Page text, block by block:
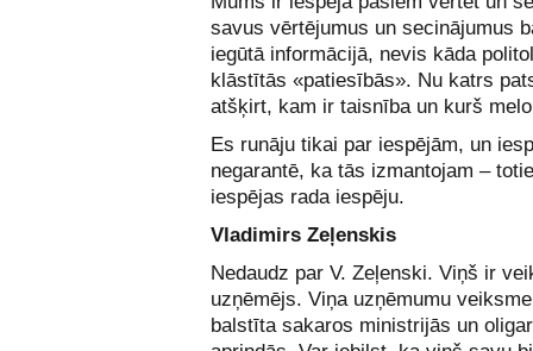
savus vērtējumus un secinājumus
iegūtā informācijā, nevis kāda
klāstītās «patiesībās». Nu katrs
atšķirt, kam ir taisnība un kurš
Es runāju tikai par iespējām, un
negarantē, ka tās izmantojam –
iespējas rada iespēju.
Vladimirs Zeļenskis
Nedaudz par V. Zeļenski. Viņš ir
uzņēmējs. Viņa uzņēmumu
balstīta sakaros ministrijās un